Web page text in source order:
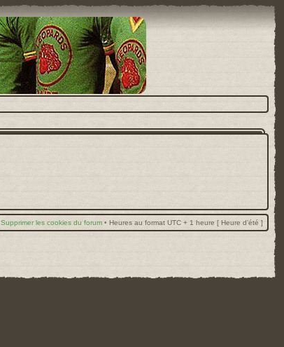
Supprimer les cookies du forum • Heures au format UTC + 1 heure [ Heure d’été ]